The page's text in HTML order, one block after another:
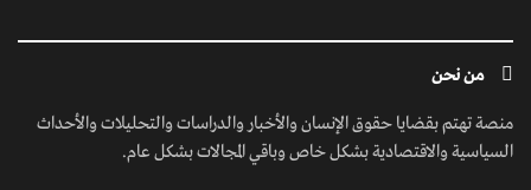
من نحن
منصة تهتم بقضايا حقوق الإنسان والأخبار والدراسات والتحليلات والأحداث
السياسية والاقتصادية بشكل خاص وباقي المجالات بشكل عام.